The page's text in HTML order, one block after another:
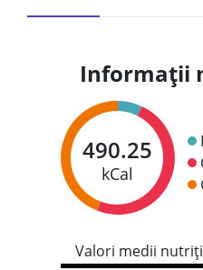
Informații
490.25
kCal
Valori medii